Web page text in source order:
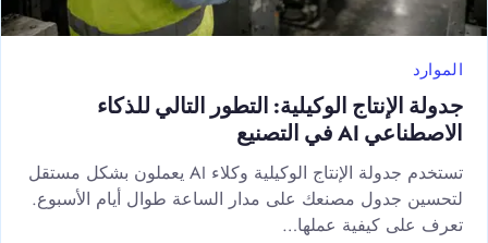
الموارد
جدولة الإنتاج الوكيلية: التطور التالي للذكاء
الاصطناعي AI في التصنيع
تستخدم جدولة الإنتاج الوكيلية وكلاء AI يعملون بشكل مستقل
لتحسين جدول مصنعك على مدار الساعة طوال أيام الأسبوع.
تعرف على كيفية عملها…